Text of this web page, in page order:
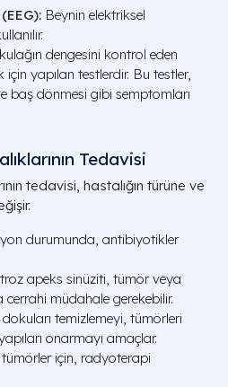
Beynin elektriksel
dengesini kontrol eden
yapılan testlerdir. Bu testler,
baş dönmesi gibi semptomları
Tedavisi
tedavisi, hastalığın türüne ve
durumunda, antibiyotikler
apeks sinüziti, tümör veya
müdahale gerekebilir.
temizlemeyi, tümörleri
onarmayı amaçlar.
tümörler için, radyoterapi